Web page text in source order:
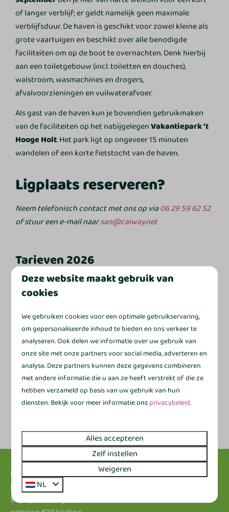
of langer verblijf; er geldt namelijk geen maximale
verblijfsduur. De haven is geschikt voor zowel kleine als
grote vaartuigen en beschikt over alle benodigde
faciliteiten om op de boot te overnachten. Denk hierbij
aan een toiletgebouw (incl. toiletten en douches),
walstroom, wasmachines en drogers,
afvalvoorzieningen en vuilwaterafvoer.
Als gast van de haven kun je bovendien gebruikmaken
van de faciliteiten op het nabijgelegenVakantiepark ’t
Hooge Holt. Het park ligt op ongeveer 15 minuten
wandelen of een korte fietstocht van de haven.
Ligplaats reserveren?
Neem telefonisch contact met ons op via06 29 59 62 52
of stuur een e-mail naarsan@caiway.net
Tarieven 2026
Dagtarief:
€1,25 per meter lengte
Weektarief:
Toeristenbelasting:
€1,20 per persoon per nacht
Walstroom:
€2,50 per dag
Stroom per maand:
€35
Stroom seizoensplaats:€150
Wasmachine:
€4 per gebruik
Droger:
€4 per gebruik
Vuilwatertank legen:
Gratis
Meld je aan voor onze
nieuwsbrief!
Blijf op de hoogte van de beste deals en
Deze website maakt gebruik van
cookies
We gebruiken cookies voor een optimale gebruikservaring,
om gepersonaliseerde inhoud te bieden en ons verkeer te
analyseren. Ook delen we informatie over uw gebruik van
onze site met onze partners voor social media, adverteren en
analyse. Deze partners kunnen deze gegevens combineren
met andere informatie die u aan ze heeft verstrekt of die ze
hebben verzameld op basis van uw gebruik van hun
diensten. Bekijk voor meer informatie onsprivacybeleid.
Alles accepteren
Zelf instellen
Weigeren
NL